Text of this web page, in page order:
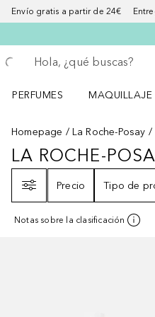
Envío gratis a partir de 24€
Regresar
Ejecutar búsqueda
PERFUMES
MAQUILLAJE
Homepage
La Roche-Posay
LA ROCHE-
LA ROCHE-
Precio
Tipo de
Notas sobre la clasificación